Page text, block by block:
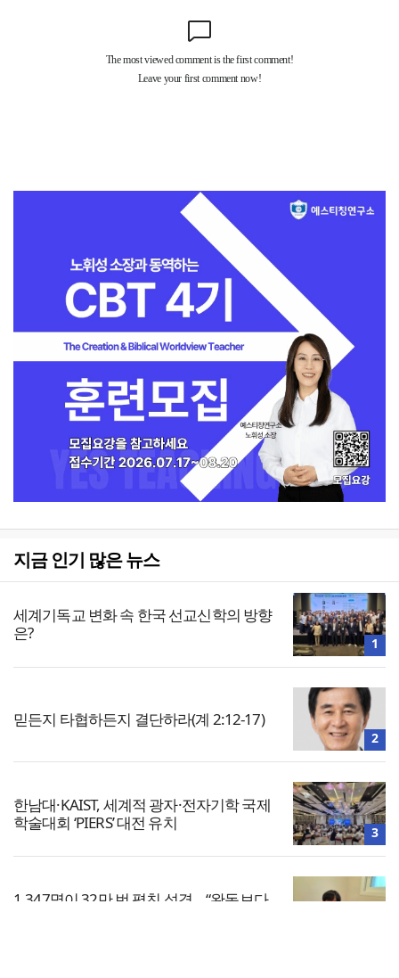
지금 인기 많은 뉴스
세계기독교 변화 속 한국 선교신학의 방향
은?
1
믿든지 타협하든지 결단하라(계 2:12-17)
2
한남대·KAIST, 세계적 광자·전자기학 국제
학술대회 ‘PIERS’ 대전 유치
3
1,347명이 32만 번 펼친 성경… “완독보다